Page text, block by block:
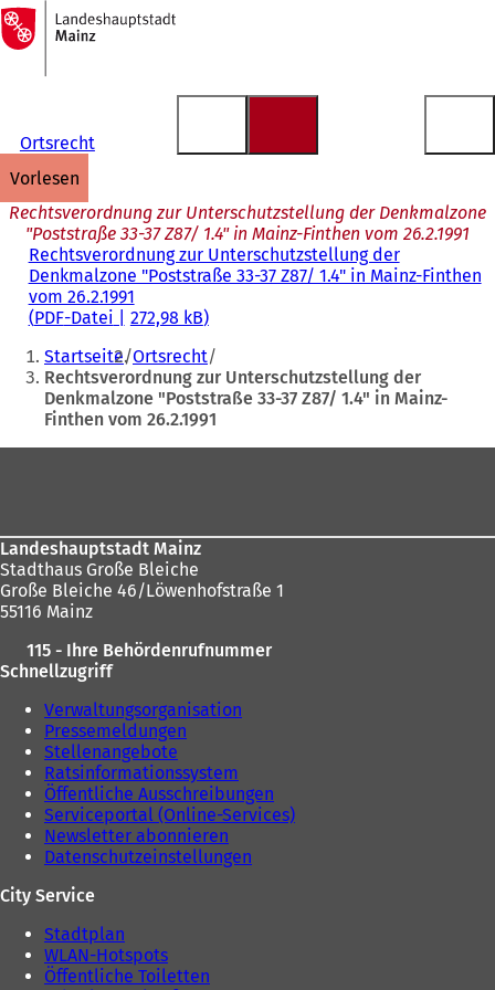
Inhalt anspringen
Zur
Startseite
Ortsrecht
vorlesen
Rechtsverordnung zur Unterschutzstellung der Denkmalzone
"Poststraße 33-37 Z87/ 1.4" in Mainz-Finthen vom 26.2.1991
Rechtsverordnung zur Unterschutzstellung der
Denkmalzone "Poststraße 33-37 Z87/ 1.4" in Mainz-Finthen
vom 26.2.1991
PDF-Datei 272,98 kB
Sie
befinden
sich
Startseite Ortsrecht
Rechtsverordnung zur Unterschutzstellung der
Denkmalzone "Poststraße 33-37 Z87/ 1.4" in Mainz-
Finthen vom 26.2.1991
Landeshauptstadt Mainz
Stadthaus Große Bleiche
Große Bleiche 46/Löwenhofstraße 1
55116 Mainz
115 - Ihre Behördenrufnummer
Schnellzugriff
Verwaltungsorganisation
Pressemeldungen
Stellenangebote
Ratsinformationssystem
Öffentliche Ausschreibungen
Serviceportal (Online-Services)
Newsletter abonnieren
Datenschutzeinstellungen
City Service
Stadtplan
WLAN-Hotspots
Öffentliche Toiletten